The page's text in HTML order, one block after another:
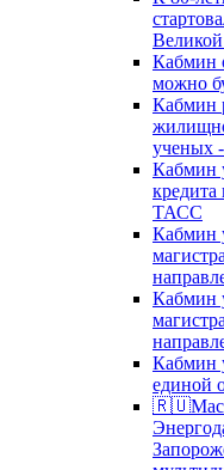
Кабмин
можно
Кабмин
ученых
Кабмин
кредита
ТАСС
Кабмин
Кабмин
Кабмин
единой